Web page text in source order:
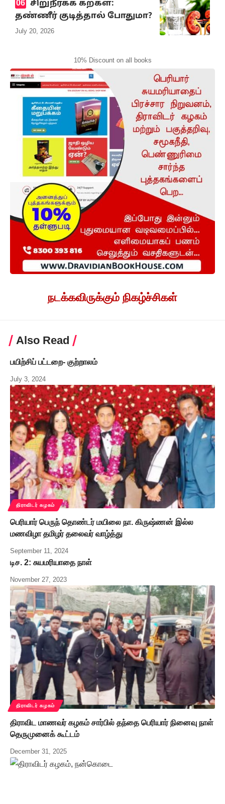
சிறுநீரகக் கற்கள்:
தண்ணீர் குடித்தால் போதுமா?
July 20, 2026
10% Discount on all books
நடக்கவிருக்கும் நிகழ்ச்சிகள்
Also Read
பயிற்சிப் பட்டறை- குற்றாலம்
July 3, 2024
திராவிடர் கழகம்
பெரியார் பெருந் தொண்டர் மயிலை நா. கிருஷ்ணன் இல்ல
மணவிழா தமிழர் தலைவர் வாழ்த்து
September 11, 2024
டிச. 2: சுயமரியாதை நாள்
November 27, 2023
திராவிடர் கழகம்
திராவிட மாணவர் கழகம் சார்பில் தந்தை பெரியார் நினைவு நாள்
தெருமுனைக் கூட்டம்
December 31, 2025